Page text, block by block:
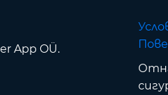
App OÜ.